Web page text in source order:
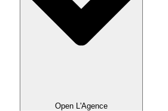
Open L'Agence